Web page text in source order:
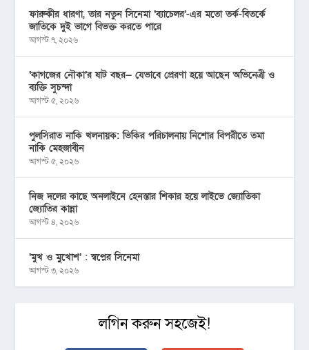
ফারুকীর ধারণা, তার নতুন সিনেমা ‘ব্যাচেলর’-এর মতো তর্ক-বিতর্কে
জাতিকে দুই ভাগে বিভক্ত করতে পারে
আগস্ট ৭, ২০২৬
‘কাগজের নৌকা’র ষাট বছর— যেভাবে প্রেরণা হয়ে আছেন অভিনেত্রী ও
ব্যক্তি সুচন্দা
আগস্ট ৫, ২০২৬
পুলসিরাত নাকি খলনায়ক: ভিকির পরিচালনায় নিশোর বিপরীতে তমা
নাকি মেহজাবীন
আগস্ট ৫, ২০২৬
নিজ দলের কাছে অনলাইনে হেনস্তার শিকার হয়ে লাইভে জ্যোতিকা
জ্যোতির কান্না
আগস্ট ৪, ২০২৬
‘মুখ ও মু্খোশ’ : স্বপ্নের সিনেমা
আগস্ট ৩, ২০২৬
লগিন করুন সহজেই!